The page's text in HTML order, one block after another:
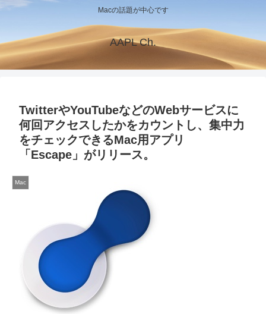
Macの話題が中心です
AAPL Ch.
TwitterやYouTubeなどのWebサービスに
何回アクセスしたかをカウントし、集中力
をチェックできるMac用アプリ
「Escape」がリリース。
Mac